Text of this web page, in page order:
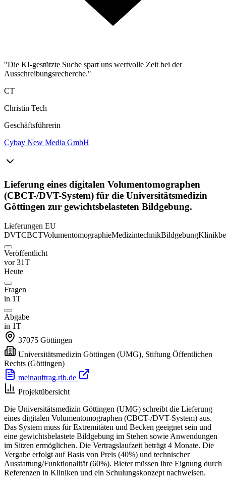
"Die KI-gestützte Suche spart uns wertvolle Zeit bei der
Ausschreibungsrecherche."
CT
Christin Tech
Geschäftsführerin
Cybay New Media GmbH
Lieferung eines digitalen Volumentomographen
(CBCT-/DVT-System) für die Universitätsmedizin
Göttingen zur gewichtsbelasteten Bildgebung.
Lieferungen EU
DVTCBCTVolumentomographieMedizintechnikBildgebung
Veröffentlicht
vor 31T
Heute
Fragen
in 1T
Abgabe
in 1T
37075 Göttingen
Universitätsmedizin Göttingen (UMG), Stiftung Öffentlichen
Rechts (Göttingen)
meinauftrag.rib.de
Projektübersicht
Die Universitätsmedizin Göttingen (UMG) schreibt die Lieferung
eines digitalen Volumentomographen (CBCT-/DVT-System) aus.
Das System muss für Extremitäten und Becken geeignet sein und
eine gewichtsbelastete Bildgebung im Stehen sowie Anwendungen
im Sitzen ermöglichen. Die Vertragslaufzeit beträgt 4 Monate. Die
Vergabe erfolgt auf Basis von Preis (40%) und technischer
Ausstattung/Funktionalität (60%). Bieter müssen ihre Eignung durch
Referenzen in Kliniken und ein Schulungskonzept nachweisen.